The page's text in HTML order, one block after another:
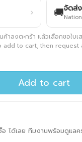
› 🚚จัดส่
าลงตะกร้า แล้วเลือกขอใบ
add to cart, then
Add to cart
ได้เลย ทีมงานพร้อมดูแลค